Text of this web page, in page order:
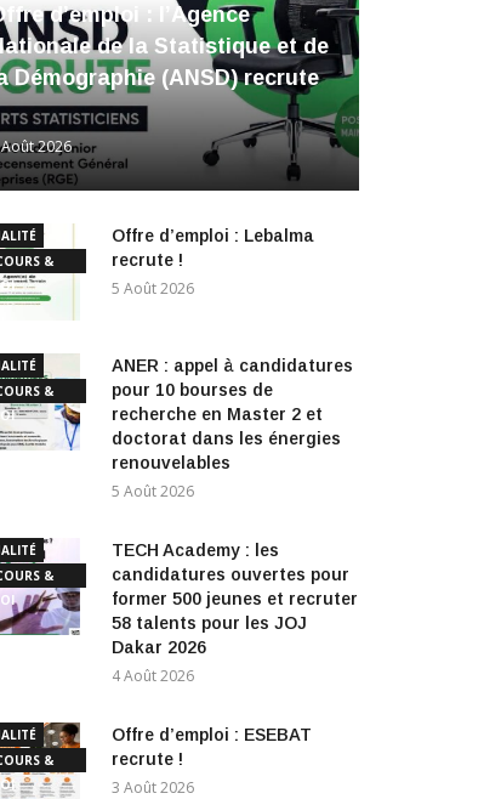
d’emploi : l’Agence
de la Statistique et de
Démographie (ANSD) recrute
2026
&
Offre d’emploi : Lebalma
recrute !
5 Août 2026
&
ANER : appel à candidatures
pour 10 bourses de
recherche en Master 2 et
doctorat dans les énergies
renouvelables
5 Août 2026
&
TECH Academy : les
candidatures ouvertes pour
former 500 jeunes et recruter
58 talents pour les JOJ
Dakar 2026
4 Août 2026
&
Offre d’emploi : ESEBAT
recrute !
3 Août 2026